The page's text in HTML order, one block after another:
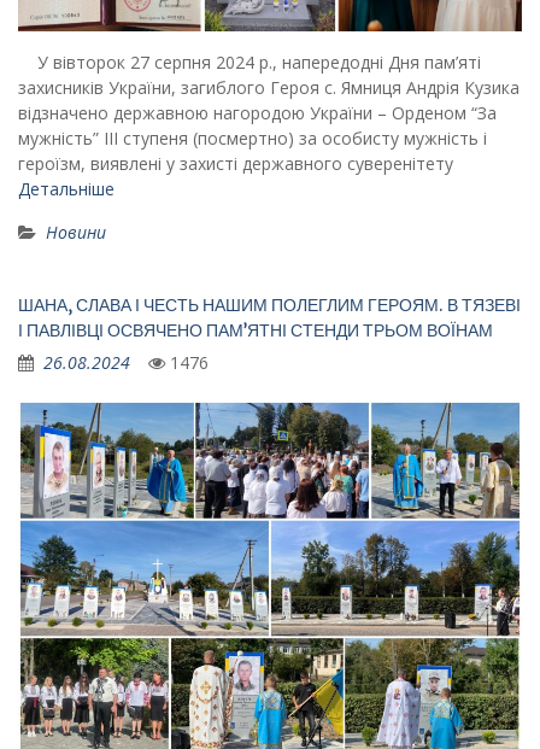
У вівторок 27 серпня 2024 р., напередодні Дня пам’яті
захисників України, загиблого Героя с. Ямниця Андрія Кузика
відзначено державною нагородою України – Орденом “За
мужність” ІІІ ступеня (посмертно) за особисту мужність і
героїзм, виявлені у захисті державного суверенітету
Детальніше
Новини
ШАНА, СЛАВА І ЧЕСТЬ НАШИМ ПОЛЕГЛИМ ГЕРОЯМ. В ТЯЗЕВІ
І ПАВЛІВЦІ ОСВЯЧЕНО ПАМ’ЯТНІ СТЕНДИ ТРЬОМ ВОЇНАМ
26.08.2024 1476